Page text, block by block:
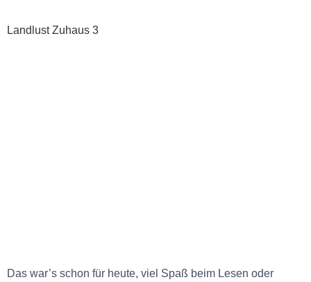
Landlust Zuhaus 3
Das war’s schon für heute, viel Spaß beim Lesen oder